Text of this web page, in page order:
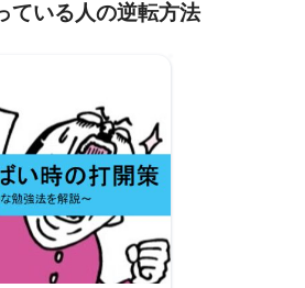
ている人の逆転方法